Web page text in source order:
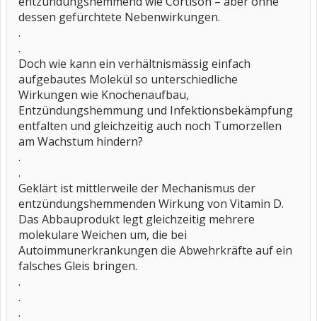
dessen gefürchtete Nebenwirkungen.
.
.
Doch wie kann ein verhältnismässig einfach
aufgebautes Molekül so unterschiedliche
Wirkungen wie Knochenaufbau,
Entzündungshemmung und Infektionsbekämpfung
entfalten und gleichzeitig auch noch Tumorzellen
am Wachstum hindern?
.
.
Geklärt ist mittlerweile der Mechanismus der
entzündungshemmenden Wirkung von Vitamin D.
Das Abbauprodukt legt gleichzeitig mehrere
molekulare Weichen um, die bei
Autoimmunerkrankungen die Abwehrkräfte auf ein
falsches Gleis bringen.
.
.
.